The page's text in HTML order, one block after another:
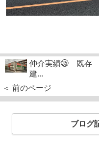
仲介実績㉟ 既存
建...
＜ 前のページ
ブログ